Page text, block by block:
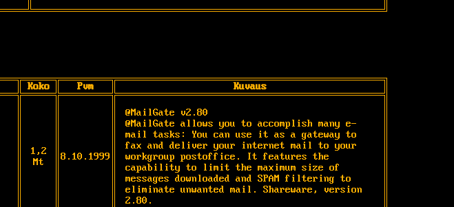
Koko Pvm Kuvaus
1,2
Mt
8.10.1999
@MailGate v2.80
@MailGate allows you to accomplish many e-
mail tasks: You can use it as a gateway to
fax and deliver your internet mail to your
workgroup postoffice. It features the
capability to limit the maximum size of
messages downloaded and SPAM filtering to
eliminate unwanted mail. Shareware, version
2.80.